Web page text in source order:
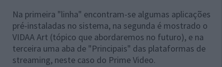
Na primeira "linha" encontram-se algumas aplicações
pré-instaladas no sistema, na segunda é mostrado o
VIDAA Art (tópico que abordaremos no futuro), e na
terceira uma aba de "Principais" das plataformas de
streaming, neste caso do Prime Video.